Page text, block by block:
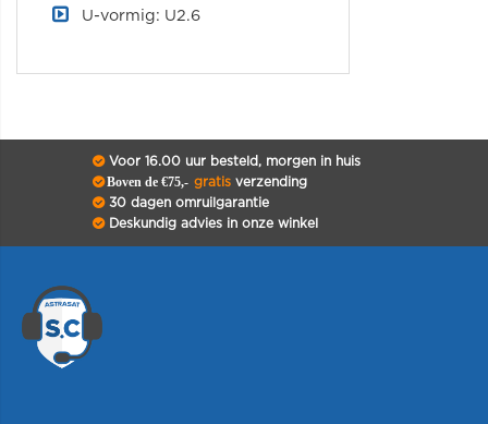
U-vormig: U2.6
Voor 16.00 uur besteld, morgen in huis
Boven de €75,- gratisverzending
30 dagen omruilgarantie
Deskundig advies in onze winkel